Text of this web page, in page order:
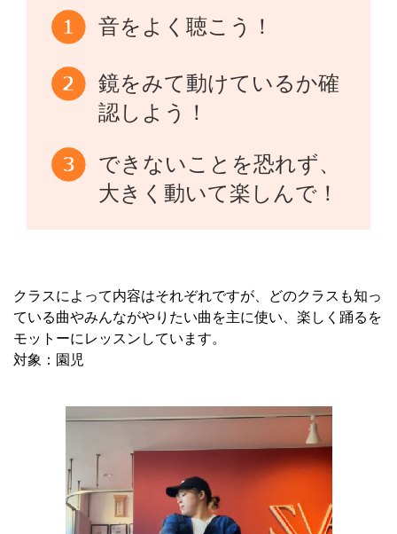
音をよく聴こう！
鏡をみて動けているか確
認しよう！
できないことを恐れず、
大きく動いて楽しんで！
クラスによって内容はそれぞれですが、どのクラスも知っ
ている曲やみんながやりたい曲を主に使い、楽しく踊るを
モットーにレッスンしています。
対象：園児